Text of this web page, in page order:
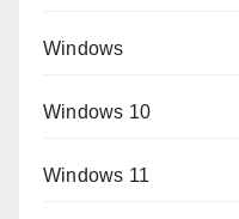
Windows
Windows 10
Windows 11